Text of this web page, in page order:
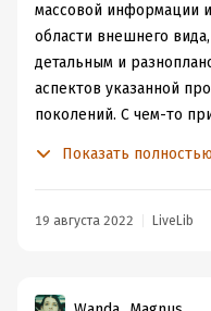
массовой информации
области внешнего
детальным и
аспектов указанной
поколений. С чем-то
несогласна со многим
проблему вообще
Показать полностью
19 августа 2022 LiveLib